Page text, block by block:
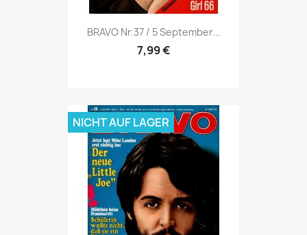
Vorschau
BRAVO Nr.37 / 5 September...
7,99 €
NICHT AUF LAGER